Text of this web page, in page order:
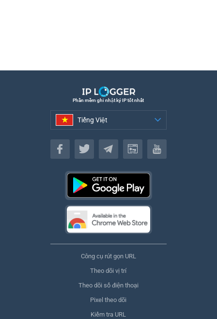
Phần mềm ghi nhật ký IP tốt nhất
Tiếng Việt
Tiếng Việt
Công cụ rút gọn URL
Theo dõi vị trí
Theo dõi số điện thoại
Pixel theo dõi
Kiểm tra URL